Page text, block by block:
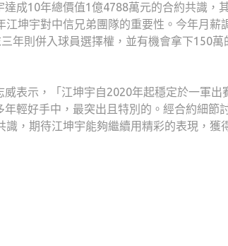
達成10年總價值1億4788萬元的合約共識，
江坤宇對中信兄弟團隊的重要性。今年月
年則併入球員選擇權，並有機會拿下150
威表示，「江坤宇自2020年起穩定於一軍
年輕好手中，最突出且特別的。經合約細
識，期待江坤宇能夠繼續用精彩的表現，獲